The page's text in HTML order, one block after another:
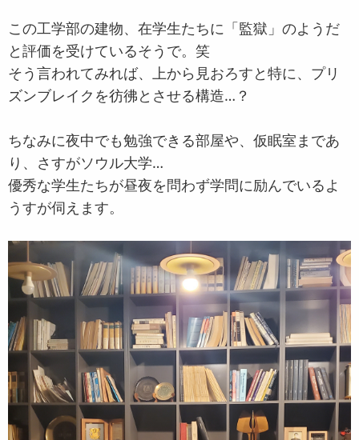
この工学部の建物、在学生たちに「監獄」のようだ
と評価を受けているそうで。笑
そう言われてみれば、上から見おろすと特に、プリ
ズンブレイクを彷彿とさせる構造…？
ちなみに夜中でも勉強できる部屋や、仮眠室まであ
り、さすがソウル大学…
優秀な学生たちが昼夜を問わず学問に励んでいるよ
うすが伺えます。